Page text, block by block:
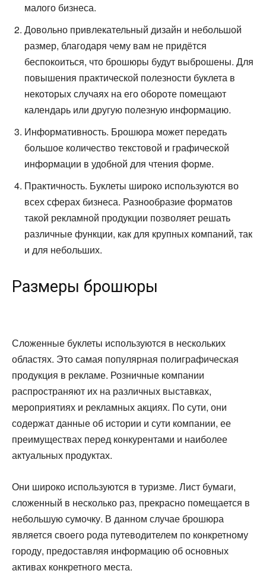
малого бизнеса.
Довольно привлекательный дизайн и небольшой
размер, благодаря чему вам не придётся
беспокоиться, что брошюры будут выброшены. Для
повышения практической полезности буклета в
некоторых случаях на его обороте помещают
календарь или другую полезную информацию.
Информативность. Брошюра может передать
большое количество текстовой и графической
информации в удобной для чтения форме.
Практичность. Буклеты широко используются во
всех сферах бизнеса. Разнообразие форматов
такой рекламной продукции позволяет решать
различные функции, как для крупных компаний, так
и для небольших.
Размеры брошюры
Сложенные буклеты используются в нескольких
областях. Это самая популярная полиграфическая
продукция в рекламе. Розничные компании
распространяют их на различных выставках,
мероприятиях и рекламных акциях. По сути, они
содержат данные об истории и сути компании, ее
преимуществах перед конкурентами и наиболее
актуальных продуктах.
Они широко используются в туризме. Лист бумаги,
сложенный в несколько раз, прекрасно помещается в
небольшую сумочку. В данном случае брошюра
является своего рода путеводителем по конкретному
городу, предоставляя информацию об основных
активах конкретного места.